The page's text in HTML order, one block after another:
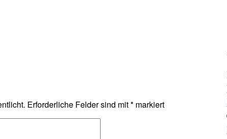
Erforderliche Felder sind mit* markiert